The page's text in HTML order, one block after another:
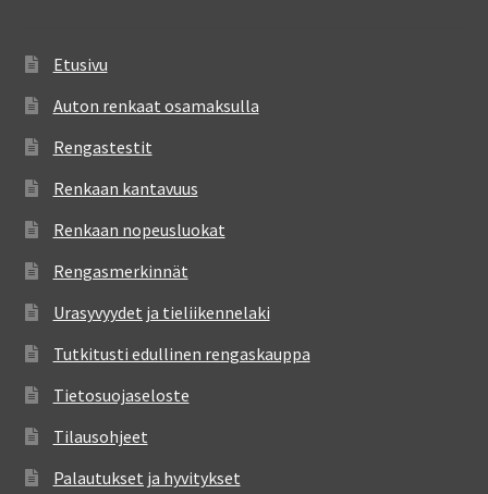
Etusivu
Auton renkaat osamaksulla
Rengastestit
Renkaan kantavuus
Renkaan nopeusluokat
Rengasmerkinnät
Urasyvyydet ja tieliikennelaki
Tutkitusti edullinen rengaskauppa
Tietosuojaseloste
Tilausohjeet
Palautukset ja hyvitykset